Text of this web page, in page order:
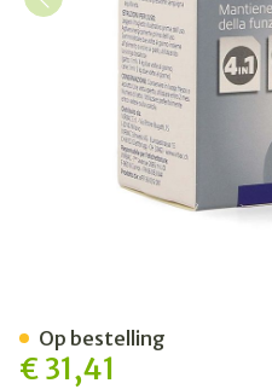
€ 31,41
Op bestelling